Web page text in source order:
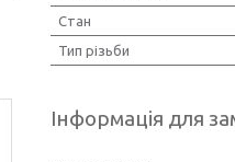
Стан
Тип різьби
Інформація для